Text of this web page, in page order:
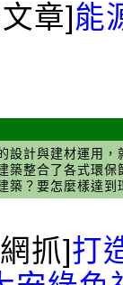
章]能
設計與建材運用
築整合了各式環
築？要怎麼樣達到
抓]打